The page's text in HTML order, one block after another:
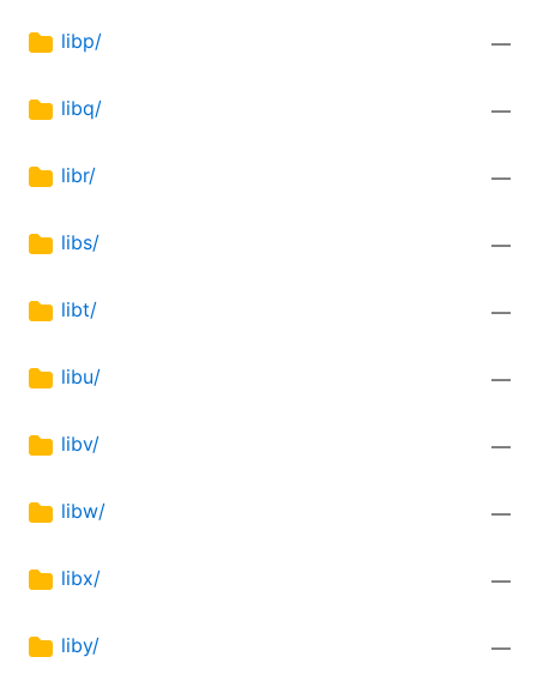
libp/ —
libq/ —
libr/ —
libs/ —
libt/ —
libu/ —
libv/ —
libw/ —
libx/ —
liby/ —